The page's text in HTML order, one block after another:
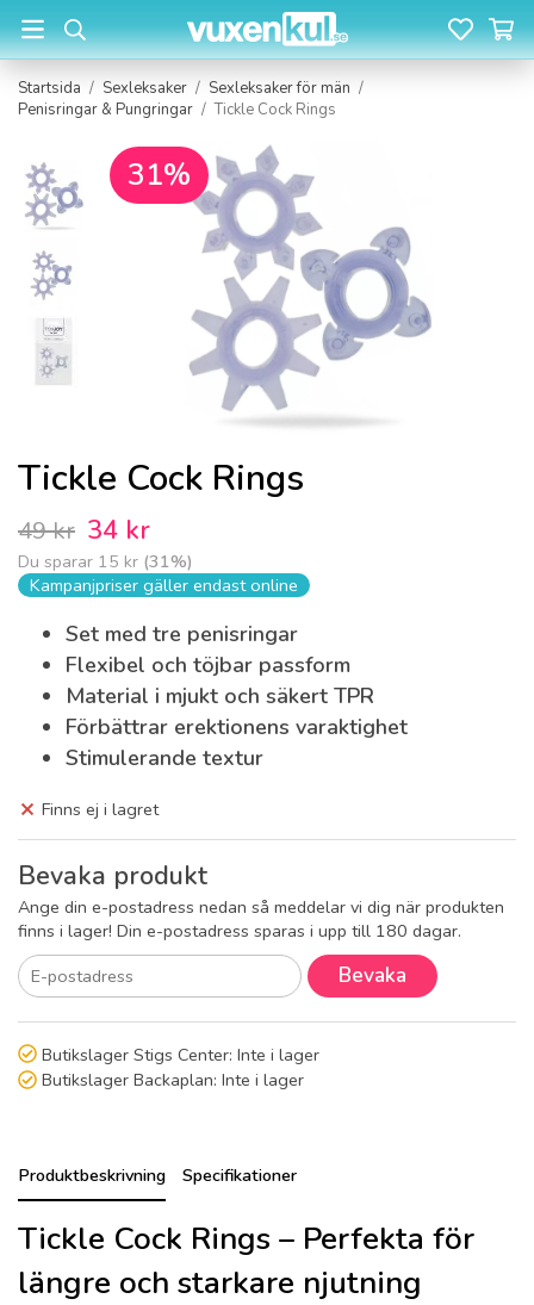
Startsida / Sexleksaker / Sexleksaker för män /
Penisringar & Pungringar / Tickle Cock Rings
31%
Tickle Cock Rings
49 kr 34 kr
Du sparar 15 kr (31%)
Kampanjpriser gäller endast online
Set med tre penisringar
Flexibel och töjbar passform
Material i mjukt och säkert TPR
Förbättrar erektionens varaktighet
Stimulerande textur
Finns ej i lagret
Bevaka produkt
Ange din e-postadress nedan så meddelar vi dig när produkten
finns i lager! Din e-postadress sparas i upp till 180 dagar.
Bevaka
Butikslager Stigs Center: Inte i lager
Butikslager Backaplan: Inte i lager
Produktbeskrivning Specifikationer
Tickle Cock Rings – Perfekta för
längre och starkare njutning